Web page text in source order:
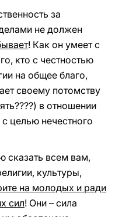
за
не должен
! Как он умеет с
кто с честностью
на общее благо,
своему потомству
в отношении
с целью нечестного
сказать всем вам,
культуры,
на молодых и ради
сил! Они – сила